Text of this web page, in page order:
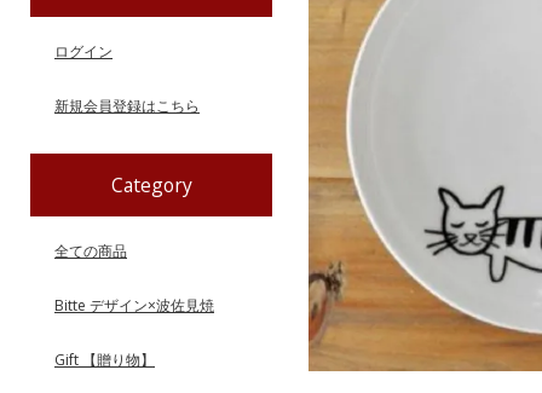
ログイン
新規会員登録はこちら
Category
全ての商品
Bitte デザイン×波佐見焼
Gift 【贈り物】